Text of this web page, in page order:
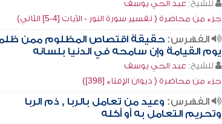
للشيخ: عبد الحي يوسف
جزء من محاضرة ( تفسير سورة النور - الآيات [4-5] الثاني)
الفهرس: حقيقة اقتصاص المظلوم ممن
يوم القيامة وإن سامحه في الدنيا بلسانه
للشيخ: عبد الحي يوسف
جزء من محاضرة ( ديوان الإفتاء [398])
الفهرس: وعيد من تعامل بالربا , ذم الربا
وتحريم التعامل به أو أكله